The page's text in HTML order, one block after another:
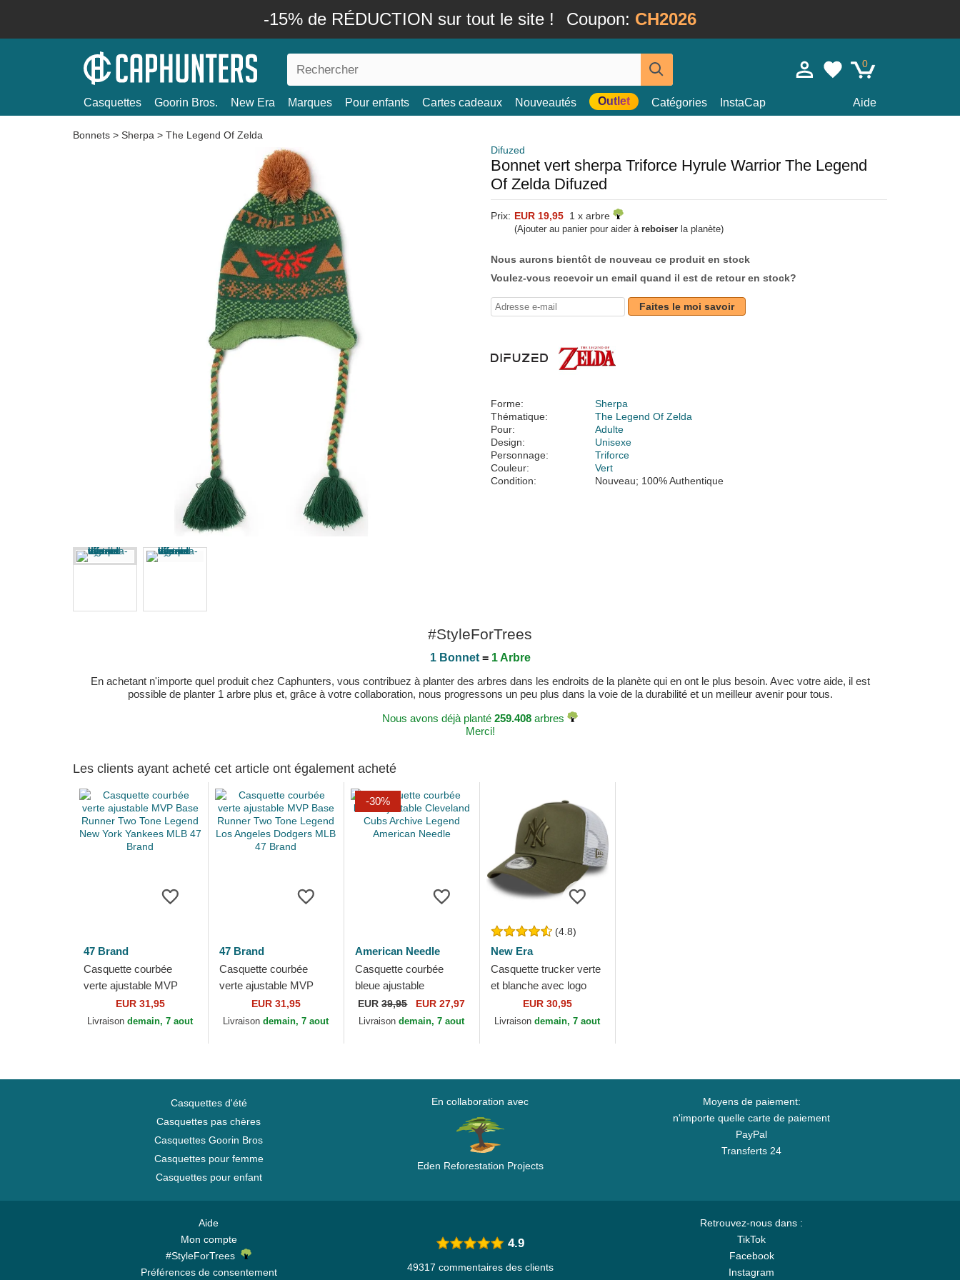
-15% de RÉDUCTION sur tout le site ! Coupon: CH2026
0
Casquettes Goorin Bros. New Era Marques Pour enfants Cartes cadeaux Nouveautés Outlet Catégories InstaCap Aide
Bonnets > Sherpa > The Legend Of Zelda
Difuzed
Bonnet vert sherpa Triforce Hyrule Warrior The Legend
Of Zelda Difuzed
Prix: EUR 19,95 1 x arbre
(Ajouter au panier pour aider à reboiser la planète)
Nous aurons bientôt de nouveau ce produit en stock
Voulez-vous recevoir un email quand il est de retour en stock?
Faites le moi savoir
Forme:
Sherpa
Thématique:
The Legend Of Zelda
Pour:
Adulte
Design:
Unisexe
Personnage:
Triforce
Couleur:
Vert
Condition:
Nouveau; 100% Authentique
#StyleForTrees
1 Bonnet= 1 Arbre
En achetant n'importe quel produit chez Caphunters, vous contribuez à planter des arbres dans les endroits de la planète qui en ont le plus besoin. Avec votre aide, il est
possible de planter 1 arbre plus et, grâce à votre collaboration, nous progressons un peu plus dans la voie de la durabilité et un meilleur avenir pour tous.
Nous avons déjà planté 259.408 arbres
Merci!
Les clients ayant acheté cet article ont également acheté
47 Brand
Casquette courbée
verte ajustable MVP
Base Runner Two Tone
Legend New York
EUR 31,95
Livraisondemain, 7 aout
47 Brand
Casquette courbée
verte ajustable MVP
Base Runner Two Tone
Legend Los Angeles
EUR 31,95
Livraisondemain, 7 aout
-30%
American Needle
Casquette courbée
bleue ajustable
Cleveland Cubs Archive
Legend American
EUR39,95 EUR 27,97
Livraisondemain, 7 aout
(4.8)
New Era
Casquette trucker verte
et blanche avec logo
vert A Frame League
Essential New York
EUR 30,95
Livraisondemain, 7 aout
Casquettes d'été
Casquettes pas chères
Casquettes Goorin Bros
Casquettes pour femme
Casquettes pour enfant
En collaboration avec
Eden Reforestation Projects
Moyens de paiement:
n'importe quelle carte de paiement
PayPal
Transferts 24
Aide
Mon compte
#StyleForTrees
Préférences de consentement
Retrouvez-nous dans :
TikTok
Facebook
Instagram
4.9
49317 commentaires des clients